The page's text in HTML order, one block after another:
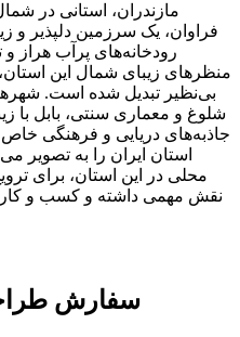
مازندران، استانی در
فراوان، یک سرزمین دلپذیر و
رودخانه‌های پرآب هراز
منظرهای زیبای شمال این
بی‌نظیر تبدیل شده است.
شلوغ و معماری سنتی، بابل با
جاذبه‌های دریایی و فرهنگی
استان ایران را به
محلی در این استان، برای
نقش مهمی داشته و کسب و
سفارش